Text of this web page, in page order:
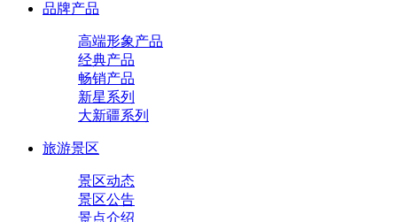
品牌产品
高端形象产品
经典产品
畅销产品
新星系列
大新疆系列
旅游景区
景区动态
景区公告
景点介绍